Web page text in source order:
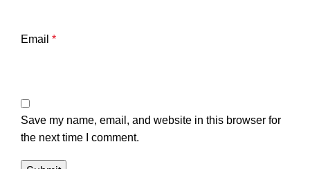
Email *
Save my name, email, and website in this browser for
the next time I comment.